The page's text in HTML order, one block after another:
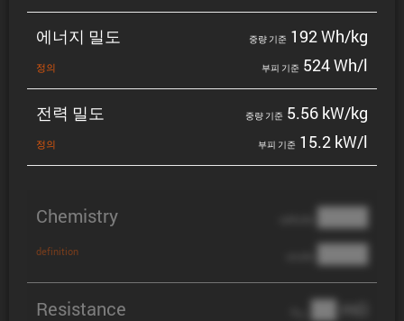
에너지 밀도
정의
중량 기준 192 Wh/kg
부피 기준 524 Wh/l
전력 밀도
정의
중량 기준 5.56 kW/kg
부피 기준 15.2 kW/l
Chemistry
definition
████
████
Resistance ██ mΩ